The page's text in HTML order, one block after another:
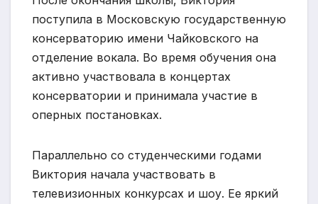
поступила в Московскую государственную
консерваторию имени Чайковского на
отделение вокала. Во время обучения она
активно участвовала в концертах
консерватории и принимала участие в
оперных постановках.
Параллельно со студенческими годами
Виктория начала участвовать в
телевизионных конкурсах и шоу. Ее яркий